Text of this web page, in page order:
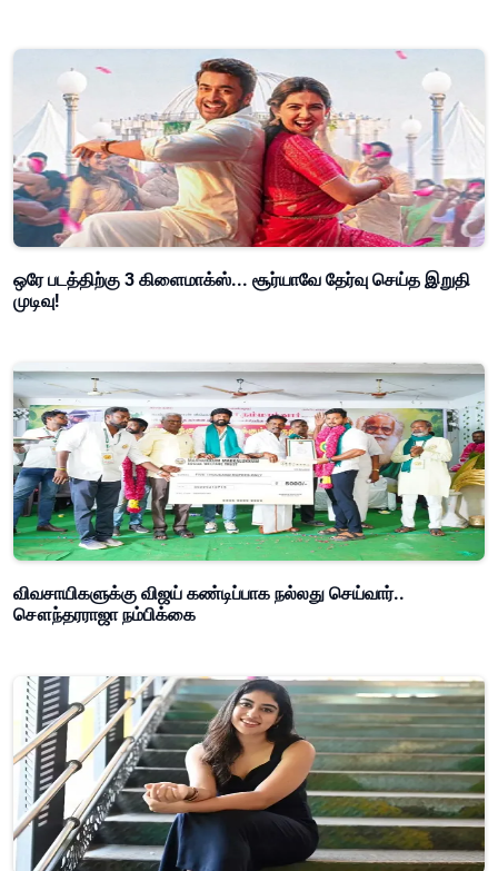
ஒரே படத்திற்கு 3 கிளைமாக்ஸ்... சூர்யாவே தேர்வு செய்த இறுதி
முடிவு!
விவசாயிகளுக்கு விஜய் கண்டிப்பாக நல்லது செய்வார்..
சௌந்தரராஜா நம்பிக்கை